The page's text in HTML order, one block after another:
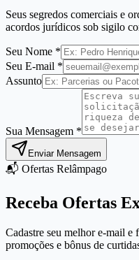
Seus segredos comerciais e
acordos jurídicos sob sigilo
Seu Nome *
Seu E-mail *
Assunto
Sua Mensagem *
Enviar Mensagem
📬 Ofertas Relâmpago
Receba Ofertas
Cadastre seu melhor e-mail e
promoções e bônus de